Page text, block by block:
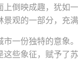
倒映成趣，犹如
观的一部分，充满
一份独特的意象
些象征，赋予了